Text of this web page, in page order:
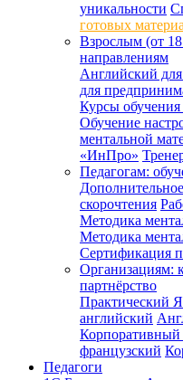
уникальности
готовых
Взрослым (от
направлениям
Английский
для
Курсы обучения
Обучение
ментальной
«ИнПро»
Педагогам:
скорочтения
Методика
Методика
Сертификация
Организациям:
партнёрство
Практический
английский
французский
Педагоги